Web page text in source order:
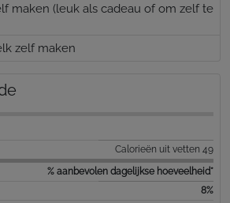
maken (leuk als cadeau of om zelf te
zelf maken
Calorieën uit vetten 49
% aanbevolen dagelijkse hoeveelheid*
8%